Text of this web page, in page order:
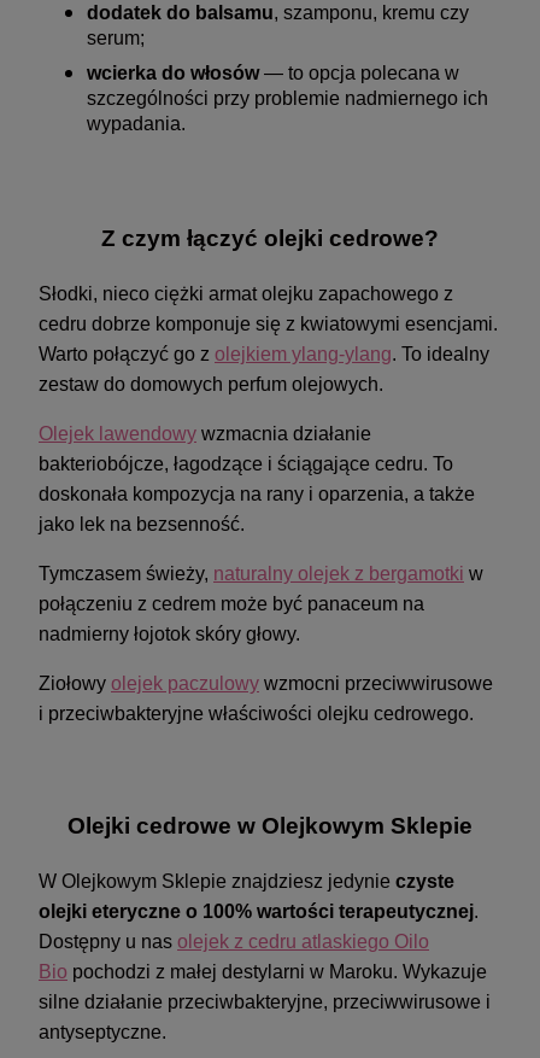
dodatek do balsamu, szamponu, kremu czy
serum;
wcierka do włosów— to opcja polecana w
szczególności przy problemie nadmiernego ich
wypadania.
Z czym łączyć olejki cedrowe?
Słodki, nieco ciężki armat olejku zapachowego z
cedru dobrze komponuje się z kwiatowymi esencjami.
Warto połączyć go z olejkiem ylang-ylang. To idealny
zestaw do domowych perfum olejowych.
Olejek lawendowy wzmacnia działanie
bakteriobójcze, łagodzące i ściągające cedru. To
doskonała kompozycja na rany i oparzenia, a także
jako lek na bezsenność.
Tymczasem świeży, naturalny olejek z bergamotki w
połączeniu z cedrem może być panaceum na
nadmierny łojotok skóry głowy.
Ziołowy olejek paczulowy wzmocni przeciwwirusowe
i przeciwbakteryjne właściwości olejku cedrowego.
Olejki cedrowe w Olejkowym Sklepie
W Olejkowym Sklepie znajdziesz jedynie czyste
olejki eteryczne o 100% wartości terapeutycznej.
Dostępny u nas olejek z cedru atlaskiego Oilo
Bio pochodzi z małej destylarni w Maroku. Wykazuje
silne działanie przeciwbakteryjne, przeciwwirusowe i
antyseptyczne.